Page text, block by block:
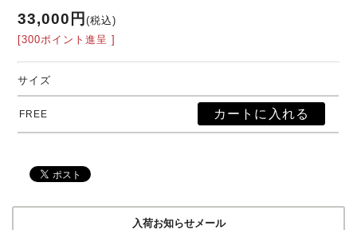
33,000円(税込)
[300ポイント進呈 ]
サイズ
FREE
入荷お知らせメール